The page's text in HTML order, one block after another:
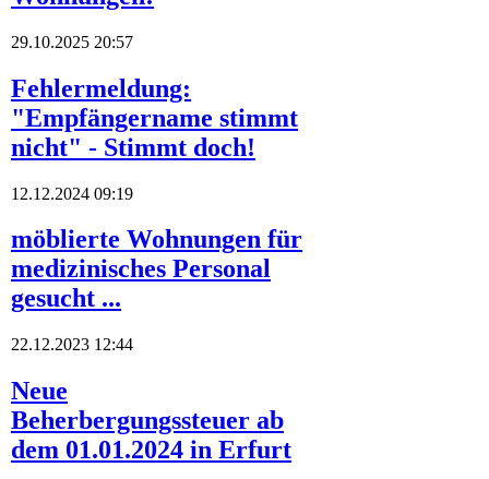
29.10.2025 20:57
Fehlermeldung:
"Empfängername stimmt
nicht" - Stimmt doch!
12.12.2024 09:19
möblierte Wohnungen für
medizinisches Personal
gesucht ...
22.12.2023 12:44
Neue
Beherbergungssteuer ab
dem 01.01.2024 in Erfurt